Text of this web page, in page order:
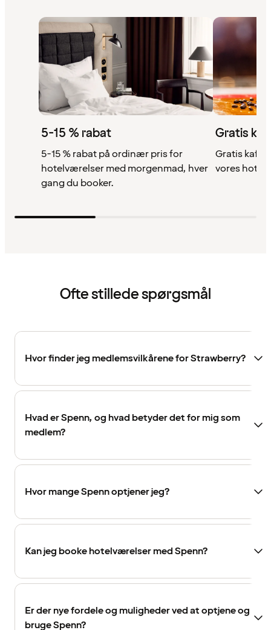
5-15 % rabat
5-15 % rabat på ordinær pris for
hotelværelser med morgenmad, hver
gang du booker.
Gratis
Gratis
vores
Ofte stillede spørgsmål
Hvor finder jeg medlemsvilkårene for Strawberry?
Hvad er Spenn, og hvad betyder det for mig som
medlem?
Hvor mange Spenn optjener jeg?
Kan jeg booke hotelværelser med Spenn?
Er der nye fordele og muligheder ved at optjene og
bruge Spenn?